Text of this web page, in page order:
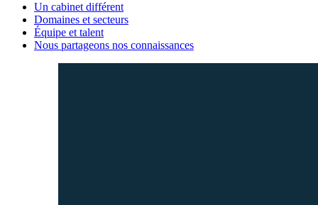
Un cabinet différent
Domaines et secteurs
Équipe et talent
Nous partageons nos connaissances